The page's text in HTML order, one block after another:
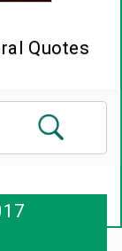
Quotes